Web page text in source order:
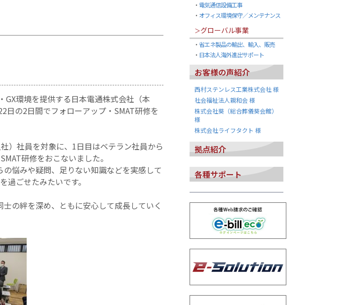
環境を提供する日本電通株式会社（本
の2日間でフォローアップ・SMAT研修を
）社員を対象に、1日目はベテラン社員から
研修をおこないました。
悩みや疑問、足りない知識などを実感して
過ごせたみたいです。
の絆を深め、ともに安心して成長していく
・ 電気通信設備工事
・ オフィス環境保守／メンテナンス
＞グローバル事業
・省エネ製品の輸出、輸入、販売
・ 日本法人海外進出サポート
お客様の声紹介
西村ステンレス工業株式会社 様
社会福祉法人親和会 様
株式会社葵（総合葬儀葵会館）
様
株式会社ライフタクト 様
拠点紹介
各種サポート